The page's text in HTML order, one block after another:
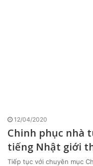
12/04/2020
Chinh phục nhà
tiếng Nhật giới
Tiếp tục với chuyên mục